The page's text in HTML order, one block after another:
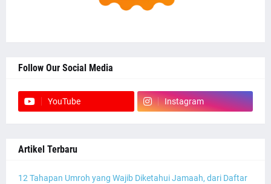
Follow Our Social Media
YouTube Instagram
Artikel Terbaru
12 Tahapan Umroh yang Wajib Diketahui Jamaah, dari Daftar